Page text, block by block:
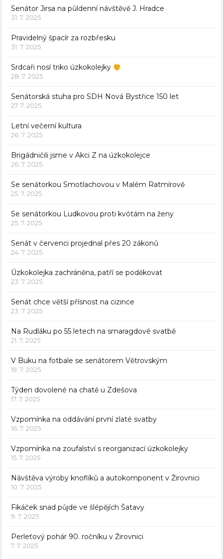
Senátor Jirsa na půldenní návštěvě J. Hradce
31. 7. 2025
Pravidelný špacír za rozbřesku
31. 7. 2025
Srdcaři nosí triko úzkokolejky
28. 7. 2025
Senátorská stuha pro SDH Nová Bystřice 150 let
27. 7. 2025
Letní večerní kultura
26. 7. 2025
Brigádničili jsme v Akci Z na úzkokolejce
26. 7. 2025
Se senátorkou Smotlachovou v Malém Ratmírově
25. 7. 2025
Se senátorkou Ludkovou proti kvótám na ženy
25. 7. 2025
Senát v červenci projednal přes 20 zákonů
24. 7. 2025
Úzkokolejka zachráněna, patří se poděkovat
23. 7. 2025
Senát chce větší přísnost na cizince
23. 7. 2025
Na Rudláku po 55 letech na smaragdové svatbě
21. 7. 2025
V Buku na fotbale se senátorem Větrovským
19. 7. 2025
Týden dovolené na chatě u Zdešova
17. 7. 2025
Vzpomínka na oddávání první zlaté svatby
16. 7. 2025
Vzpomínka na zoufalství s reorganizací úzkokolejky
15. 7. 2025
Návštěva výroby knoflíků a autokomponent v Žirovnici
10. 7. 2025
Fikáček snad půjde ve šlépějích Šatavy
9. 7. 2025
Perleťový pohár 90. ročníku v Žirovnici
7. 7. 2025